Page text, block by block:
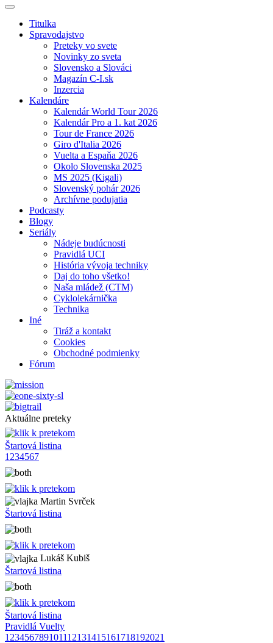
Titulka
Spravodajstvo
Preteky vo svete
Novinky zo sveta
Slovensko a Slováci
Magazín C-I.sk
Inzercia
Kalendáre
Kalendár World Tour 2026
Kalendár Pro a 1. kat 2026
Tour de France 2026
Giro d'Italia 2026
Vuelta a Espaňa 2026
Okolo Slovenska 2025
MS 2025 (Kigali)
Slovenský pohár 2026
Archívne podujatia
Podcasty
Blogy
Seriály
Nádeje budúcnosti
Pravidlá UCI
História vývoja techniky
Daj do toho všetko!
Naša mládež (CTM)
Cyklolekárnička
Technika
Iné
Tiráž a kontakt
Cookies
Obchodné podmienky
Fórum
Aktuálne preteky
Štartová listina
1 234567
Martin Svrček
Štartová listina
Lukáš Kubiš
Štartová listina
Štartová listina
Pravidlá Vuelty
1 23456789101112131415161718192021